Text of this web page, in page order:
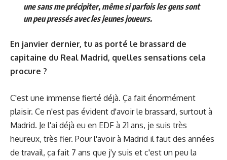
une sans me précipiter, même si parfois les gens sont
un peu pressés avec les jeunes joueurs.
En janvier dernier, tu as porté le brassard de
capitaine du Real Madrid, quelles sensations cela
procure ?
C'est une immense fierté déjà. Ça fait énormément
plaisir. Ce n'est pas évident d'avoir le brassard, surtout à
Madrid. Je l'ai déjà eu en EDF à 21 ans, je suis très
heureux, très fier. Pour l'avoir à Madrid il faut des années
de travail, ça fait 7 ans que j'y suis et c'est un peu la